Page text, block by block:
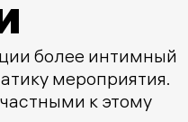
более интимный
мероприятия.
к этому